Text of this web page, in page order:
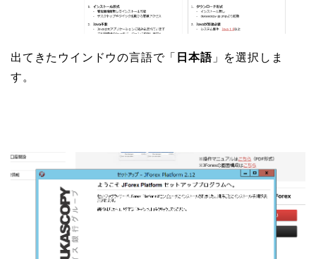
出てきたウインドウの言語で「 日本語」を選択しま
す。